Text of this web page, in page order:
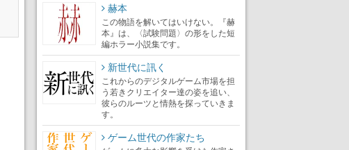
赫本
この物語を解いてはいけない。『赫
本』は、〈試験問題〉の形をした短
編ホラー小説集です。
新世代に訊く
これからのデジタルゲーム市場を担
う若きクリエイター達の姿を追い、
彼らのルーツと情熱を探っていきま
す。
ゲーム世代の作家たち